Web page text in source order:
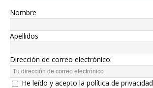
Nombre
Apellidos
Dirección de correo electrónico:
He leído y acepto la política de privacidad